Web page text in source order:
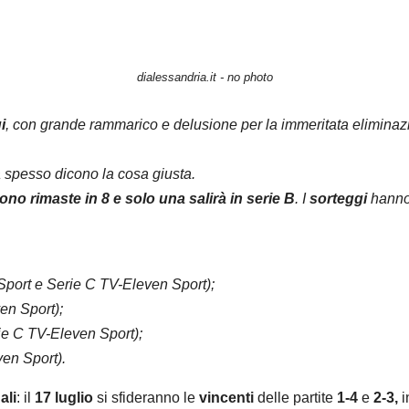
dialessandria.it - no photo
, con grande rammarico e delusione per la immeritata
spesso dicono la cosa giusta.
rimaste in 8 e solo una salirà in serie B. Isorteggi
e Serie C TV-Eleven Sport);
Sport);
C TV-Eleven Sport);
Sport).
: il 17 luglio si sfideranno le vincenti delle partite 1-4 e 2-3,